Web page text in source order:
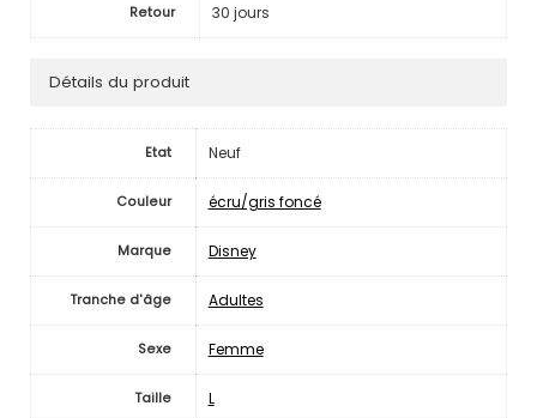
Retour 30 jours
Détails du produit
Etat Neuf
Couleur écru/gris foncé
Marque Disney
Tranche d'âge Adultes
Sexe Femme
Taille L